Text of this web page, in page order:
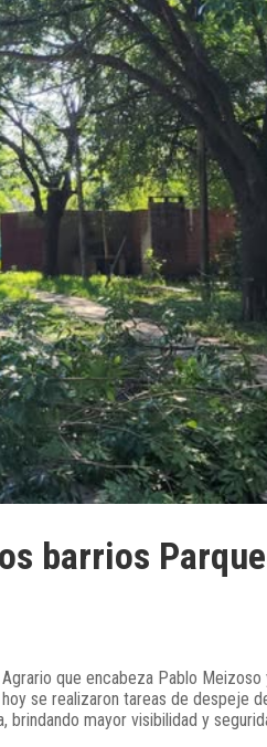
barrios
que encabeza Pablo
se realizaron tareas de despeje
mayor visibilidad y